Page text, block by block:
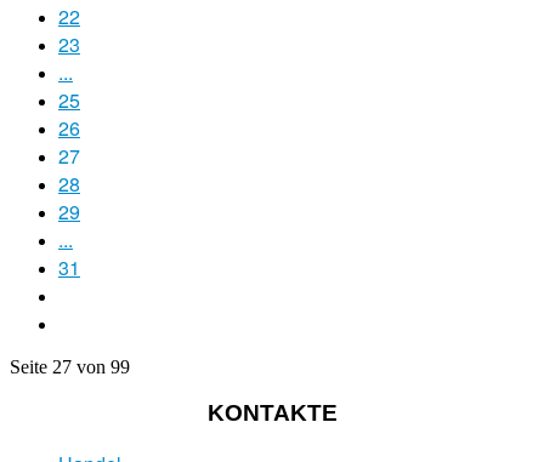
22
23
...
25
26
27
28
29
...
31
Seite 27 von 99
KONTAKTE